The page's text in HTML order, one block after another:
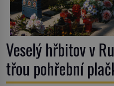
Veselý hřbitov v
třou pohřební